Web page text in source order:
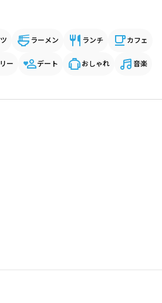
ラーメン ランチ カフェ
ー デート おしゃれ 音楽